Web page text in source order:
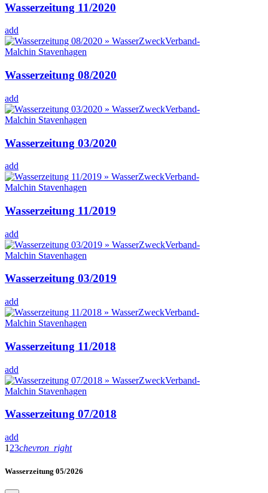
Wasserzeitung 11/2020
add
Wasserzeitung 08/2020
add
Wasserzeitung 03/2020
add
Wasserzeitung 11/2019
add
Wasserzeitung 03/2019
add
Wasserzeitung 11/2018
add
Wasserzeitung 07/2018
add
1 23chevron_right
Wasserzeitung 05/2026